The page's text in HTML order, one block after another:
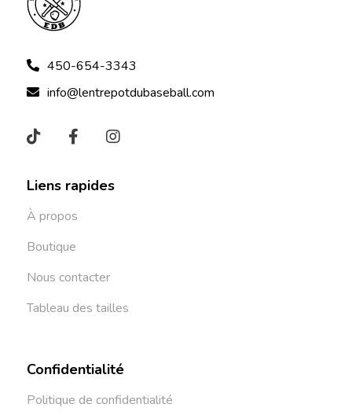
450-654-3343
info@lentrepotdubaseball.com
Liens rapides
À propos
Boutique
Nous contacter
Tableau des tailles
Confidentialité
Politique de confidentialité